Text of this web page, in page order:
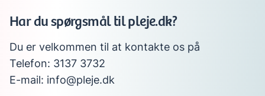
Har du spørgsmål til pleje.dk?
Du er velkommen til at kontakte os på
Telefon: 3137 3732
E-mail: info@pleje.dk